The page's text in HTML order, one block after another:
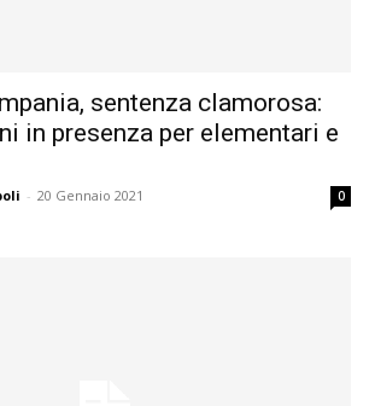
sentenza clamorosa:
in presenza per elementari e
- 20 Gennaio 2021 0